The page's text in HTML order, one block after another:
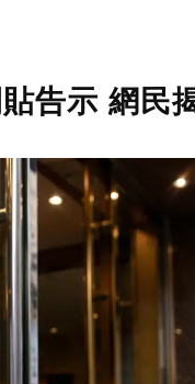
告示 網民